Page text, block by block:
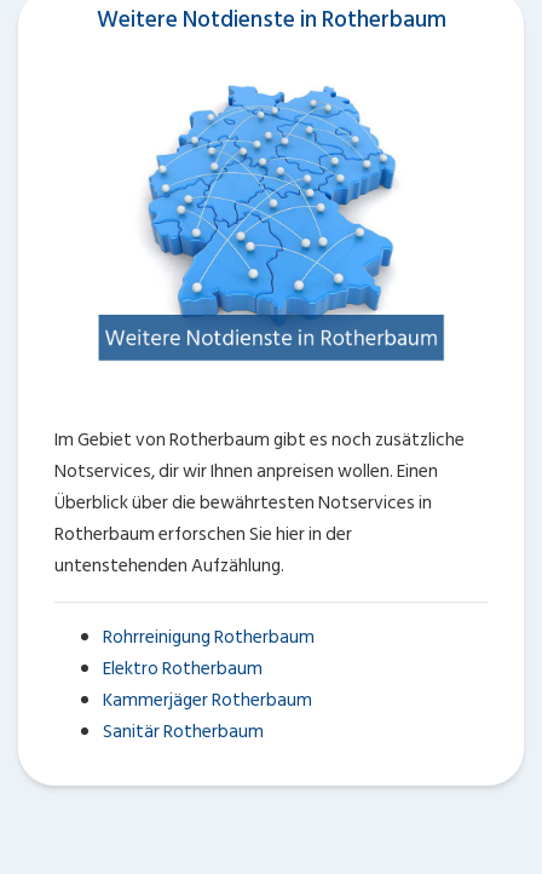
Weitere Notdienste in Rotherbaum
Im Gebiet von Rotherbaum gibt es noch zusätzliche
Notservices, dir wir Ihnen anpreisen wollen. Einen
Überblick über die bewährtesten Notservices in
Rotherbaum erforschen Sie hier in der
untenstehenden Aufzählung.
Rohrreinigung Rotherbaum
Elektro Rotherbaum
Kammerjäger Rotherbaum
Sanitär Rotherbaum